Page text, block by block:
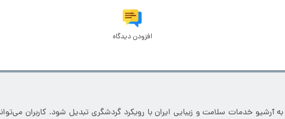
افزودن دیدگاه
خدمات سلامت و زیبایی ایران با رویکرد گردشگری تبدیل شود. کاربران